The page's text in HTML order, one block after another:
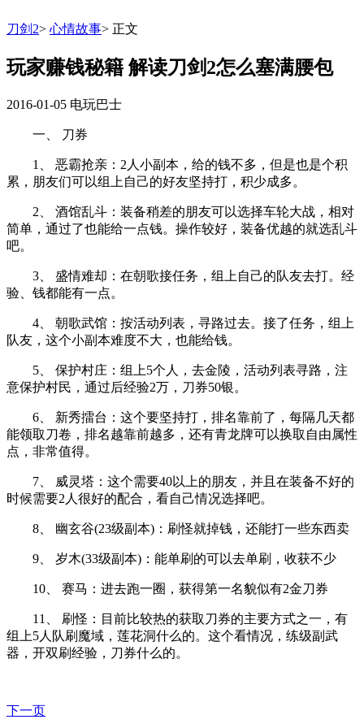
刀剑2> 心情故事> 正文
玩家赚钱秘籍 解读刀剑2怎么塞满腰包
2016-01-05 电玩巴士
一、 刀券
1、 恶霸抢亲：2人小副本，给的钱不多，但是也是个积
累，朋友们可以组上自己的好友坚持打，积少成多。
2、 酒馆乱斗：装备稍差的朋友可以选择车轮大战，相对
简单，通过了也能给一点钱。操作较好，装备优越的就选乱斗
吧。
3、 盛情难却：在朝歌接任务，组上自己的队友去打。经
验、钱都能有一点。
4、 朝歌武馆：按活动列表，寻路过去。接了任务，组上
队友，这个小副本难度不大，也能给钱。
5、 保护村庄：组上5个人，去金陵，活动列表寻路，注
意保护村民，通过后经验2万，刀券50银。
6、 新秀擂台：这个要坚持打，排名靠前了，每隔几天都
能领取刀卷，排名越靠前越多，还有青龙牌可以换取自由属性
点，非常值得。
7、 威灵塔：这个需要40以上的朋友，并且在装备不好的
时候需要2人很好的配合，看自己情况选择吧。
8、 幽玄谷(23级副本)：刷怪就掉钱，还能打一些东西卖
9、 岁木(33级副本)：能单刷的可以去单刷，收获不少
10、 赛马：进去跑一圈，获得第一名貌似有2金刀券
11、 刷怪：目前比较热的获取刀券的主要方式之一，有
组上5人队刷魔域，莲花洞什么的。这个看情况，练级副武
器，开双刷经验，刀券什么的。
下一页